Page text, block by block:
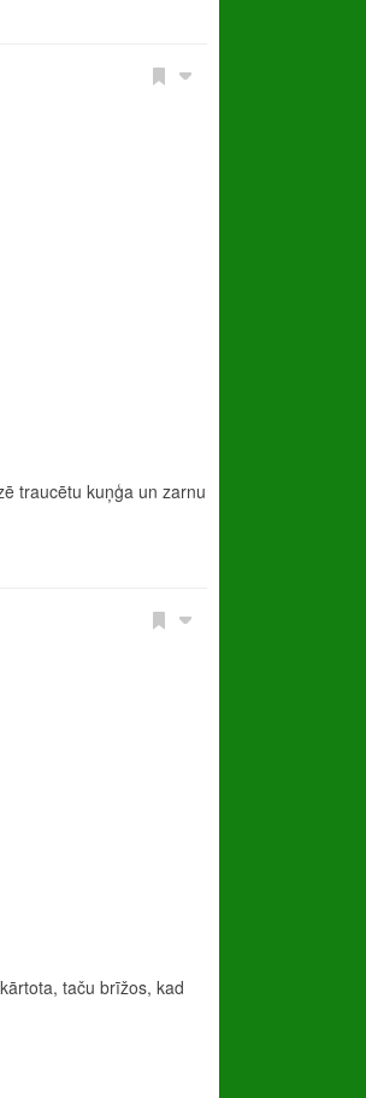
traucētu kuņģa un zarnu
taču brīžos, kad